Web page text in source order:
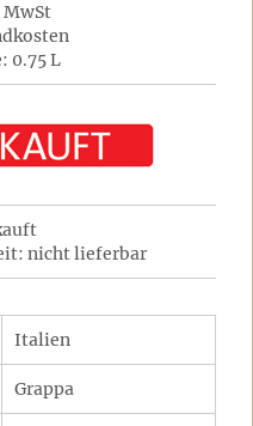
MwSt
0.75 L
nicht lieferbar
Italien
Grappa